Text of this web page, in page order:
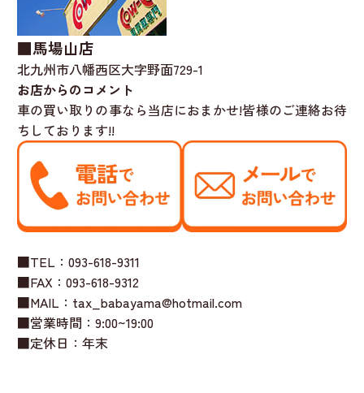
■馬場山店
北九州市八幡西区大字野面729-1
お店からのコメント
車の買い取りの事なら当店におまかせ!皆様のご連絡お待
ちしております!!
■TEL：093-618-9311
■FAX：093-618-9312
■MAIL：tax_babayama@hotmail.com
■営業時間：9:00~19:00
■定休日：年末